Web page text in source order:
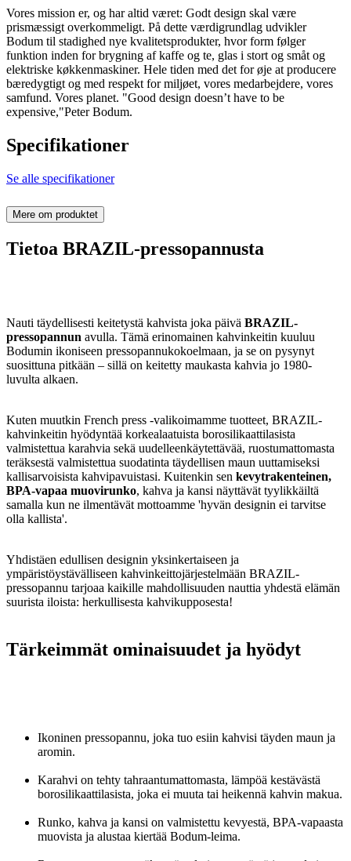
Vores mission er, og har altid været: Godt design skal være
prismæssigt overkommeligt. På dette værdigrundlag udvikler
Bodum til stadighed nye kvalitetsprodukter, hvor form følger
funktion inden for brygning af kaffe og te, glas i stort og småt og
elektriske køkkenmaskiner. Hele tiden med det for øje at producere
bæredygtigt og med respekt for miljøet, vores medarbejdere, vores
samfund. Vores planet. "Good design doesn’t have to be
expensive,"Peter Bodum.
Specifikationer
Se alle specifikationer
Mere om produktet
Tietoa BRAZIL-pressopannusta
Nauti täydellisesti keitetystä kahvista joka päivä BRAZIL-
pressopannun avulla. Tämä erinomainen kahvinkeitin kuuluu
Bodumin ikoniseen pressopannukokoelmaan, ja se on pysynyt
suosittuna pitkään – sillä on keitetty maukasta kahvia jo 1980-
luvulta alkaen.
Kuten muutkin French press -valikoimamme tuotteet, BRAZIL-
kahvinkeitin hyödyntää korkealaatuista borosilikaattilasista
valmistettua karahvia sekä uudelleenkäytettävää, ruostumattomasta
teräksestä valmistettua suodatinta täydellisen maun uuttamiseksi
kallisarvoisista kahvipavuistasi. Kuitenkin sen kevytrakenteinen,
BPA-vapaa muovirunko, kahva ja kansi näyttävät tyylikkäiltä
samalla kun ne ilmentävät mottoamme 'hyvän designin ei tarvitse
olla kallista'.
Yhdistäen edullisen designin yksinkertaiseen ja
ympäristöystävälliseen kahvinkeittojärjestelmään BRAZIL-
pressopannu tarjoaa kaikille mahdollisuuden nauttia yhdestä elämän
suurista iloista: herkullisesta kahvikupposesta!
Tärkeimmät ominaisuudet ja hyödyt
Ikoninen pressopannu, joka tuo esiin kahvisi täyden maun ja
aromin.
Karahvi on tehty tahraantumattomasta, lämpöä kestävästä
borosilikaattilasista, joka ei muuta tai heikennä kahvin makua.
Runko, kahva ja kansi on valmistettu kevyestä, BPA-vapaasta
muovista ja alustaa kiertää Bodum-leima.